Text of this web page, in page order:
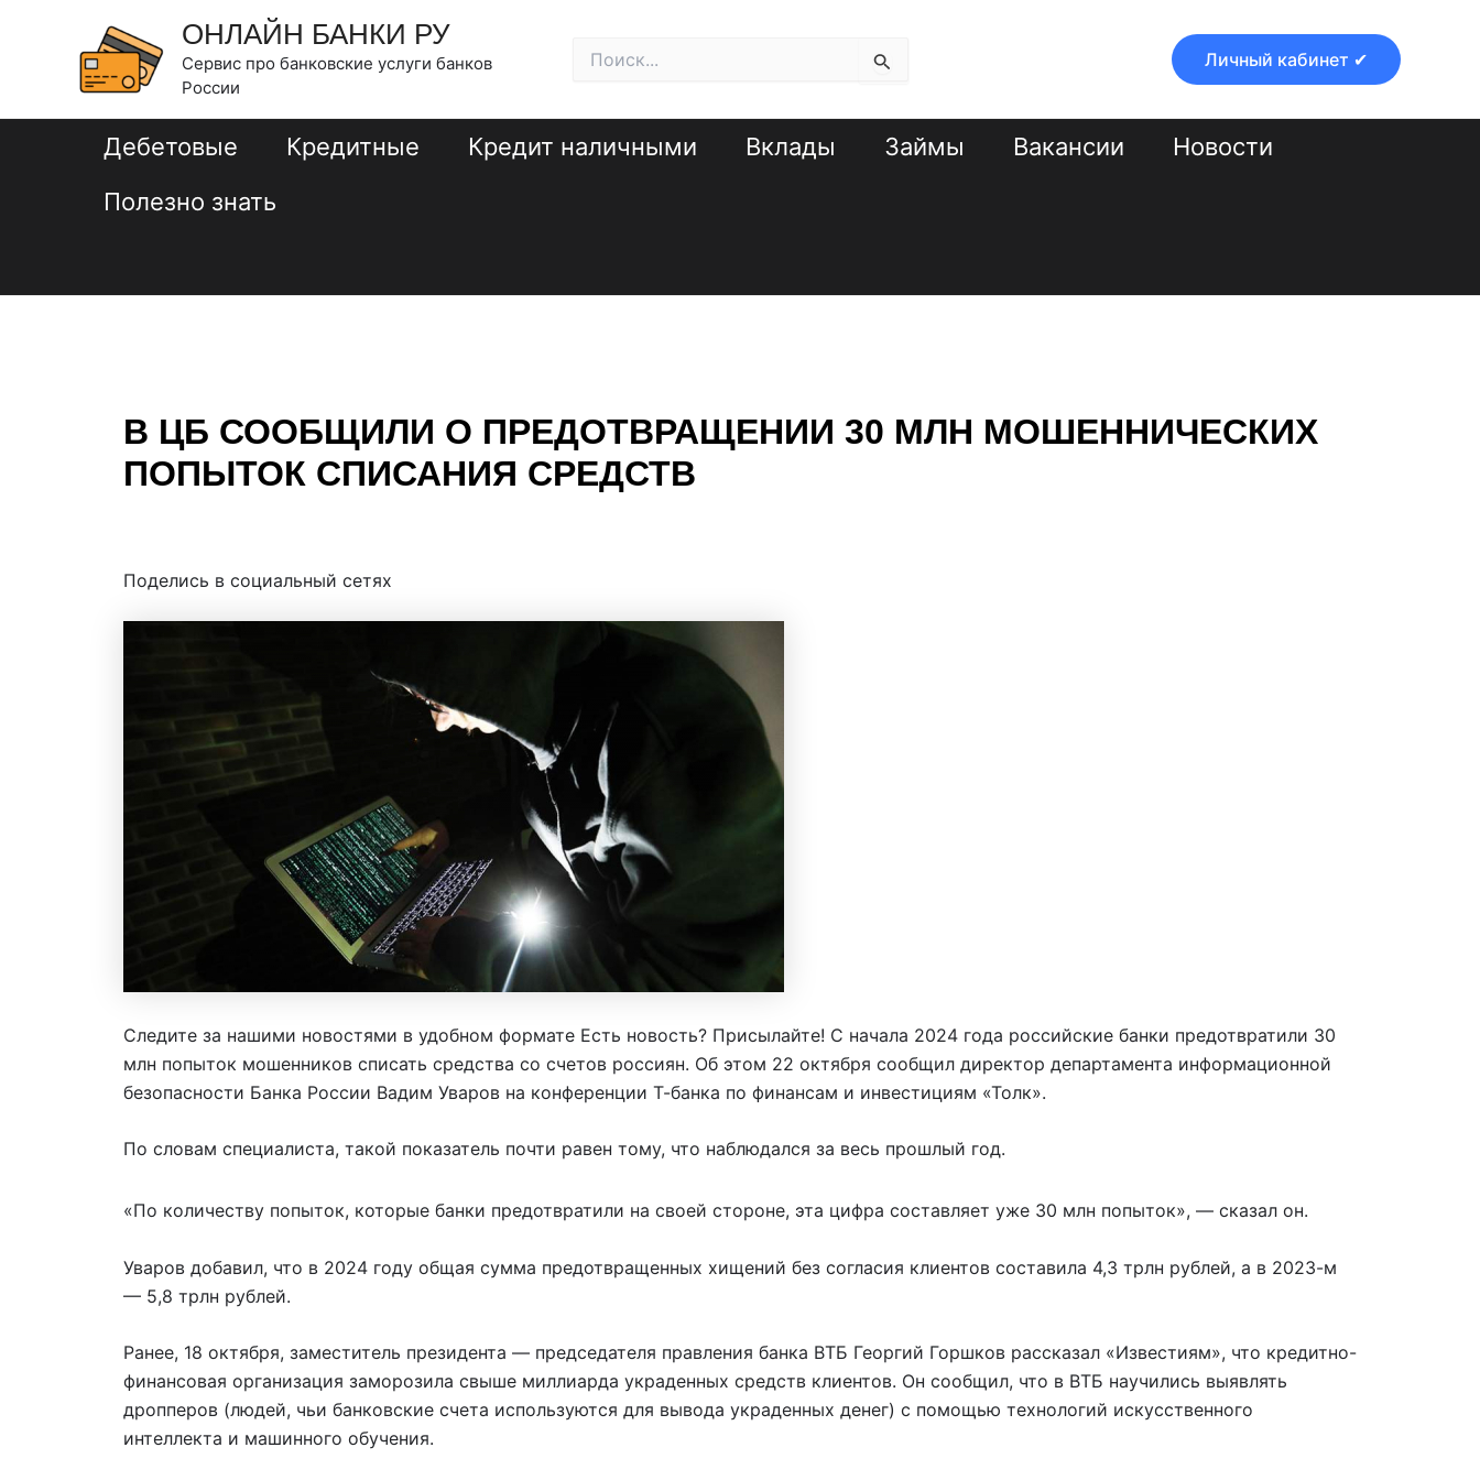
содержимому
ОНЛАЙН БАНКИ РУ
Сервис про банковские услуги банков
России
Поиск: Личный кабинет ✔
Дебетовые Кредитные Кредит наличными Вклады Займы Вакансии
Новости
Полезно знать
В ЦБ СООБЩИЛИ О ПРЕДОТВРАЩЕНИИ 30 МЛН МОШЕННИЧЕСКИХ
ПОПЫТОК СПИСАНИЯ СРЕДСТВ
Поделись в социальный сетях
Следите за нашими новостями в удобном формате Есть новость? Присылайте! С начала 2024 года российские банки предотвратили 30
млн попыток мошенников списать средства со счетов россиян. Об этом 22 октября сообщил директор департамента информационной
безопасности Банка России Вадим Уваров на конференции Т-банка по финансам и инвестициям «Толк».
По словам специалиста, такой показатель почти равен тому, что наблюдался за весь прошлый год.
«По количеству попыток, которые банки предотвратили на своей стороне, эта цифра составляет уже 30 млн попыток», — сказал он.
Уваров добавил, что в 2024 году общая сумма предотвращенных хищений без согласия клиентов составила 4,3 трлн рублей, а в 2023-м
— 5,8 трлн рублей.
Ранее, 18 октября, заместитель президента — председателя правления банка ВТБ Георгий Горшков рассказал «Известиям», что кредитно-
финансовая организация заморозила свыше миллиарда украденных средств клиентов. Он сообщил, что в ВТБ научились выявлять
дропперов (людей, чьи банковские счета используются для вывода украденных денег) с помощью технологий искусственного
интеллекта и машинного обучения.
по
записям